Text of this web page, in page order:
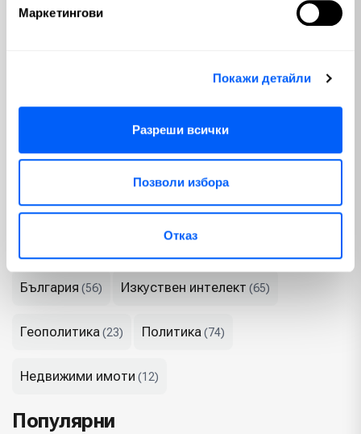
Маркетингови
Покажи детайли
Разреши всички
Позволи избора
Отказ
портфейла му. Това са и уроците, които са в основата на
идеологията на един от най-великите инвеститори, а именно
Emerging Markets
България (56) Изкуствен интелект (65)
Геополитика(23) Политика(74)
Недвижими имоти (12)
Популярни